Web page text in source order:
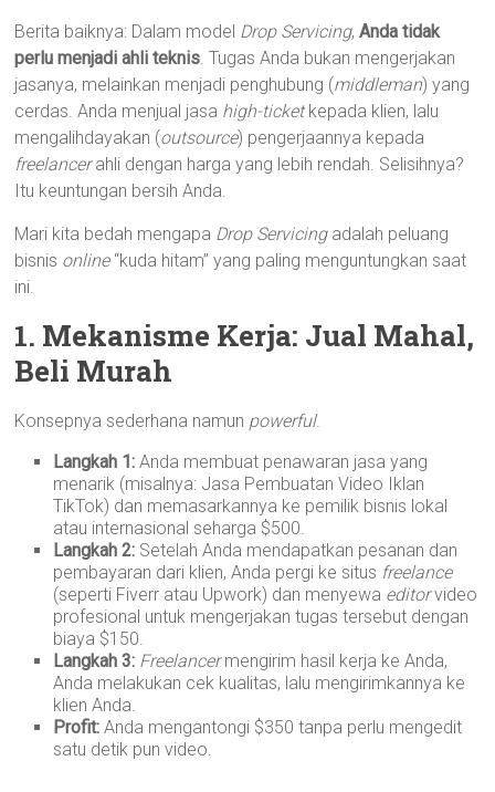
Berita baiknya: Dalam model Drop Servicing,Anda tidak
perlu menjadi ahli teknis. Tugas Anda bukan mengerjakan
jasanya, melainkan menjadi penghubung (middleman) yang
cerdas. Anda menjual jasa high-ticketkepada klien, lalu
mengalihdayakan (outsource) pengerjaannya kepada
freelancerahli dengan harga yang lebih rendah. Selisihnya?
Itu keuntungan bersih Anda.
Mari kita bedah mengapa Drop Servicingadalah peluang
bisnis online“kuda hitam” yang paling menguntungkan saat
ini.
1. Mekanisme Kerja: Jual Mahal,
Beli Murah
Konsepnya sederhana namun powerful.
Langkah 1: Anda membuat penawaran jasa yang
menarik (misalnya: Jasa Pembuatan Video Iklan
TikTok) dan memasarkannya ke pemilik bisnis lokal
atau internasional seharga $500.
Langkah 2: Setelah Anda mendapatkan pesanan dan
pembayaran dari klien, Anda pergi ke situs freelance
(seperti Fiverr atau Upwork) dan menyewa editorvideo
profesional untuk mengerjakan tugas tersebut dengan
biaya $150.
Langkah 3: Freelancermengirim hasil kerja ke Anda,
Anda melakukan cek kualitas, lalu mengirimkannya ke
klien Anda.
Profit: Anda mengantongi $350 tanpa perlu mengedit
satu detik pun video.